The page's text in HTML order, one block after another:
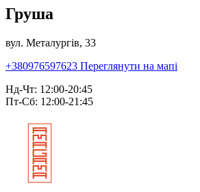
Груша
вул. Металургів, 33
+380976597623 Переглянути на мапі
Нд-Чт: 12:00-20:45
Пт-Сб: 12:00-21:45